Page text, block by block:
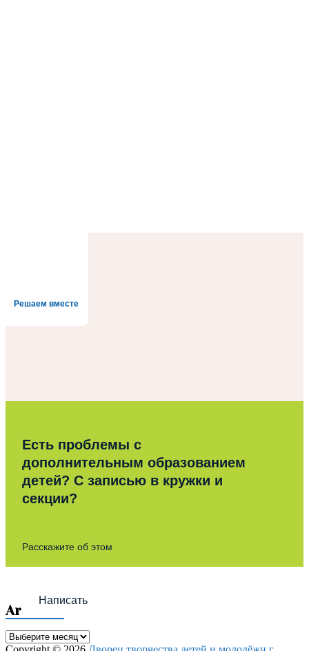
Решаем вместе
Есть проблемы с
дополнительным образованием
детей? С записью в кружки и
секции?
Расскажите об этом
Написать
Archives
Archives